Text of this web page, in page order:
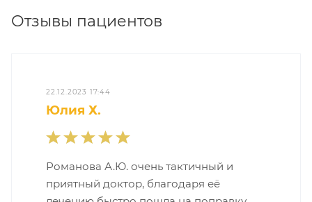
Отзывы пациентов
22.12.2023 17:44
Юлия Х.
Романова А.Ю. очень тактичный и
приятный доктор, благодаря её